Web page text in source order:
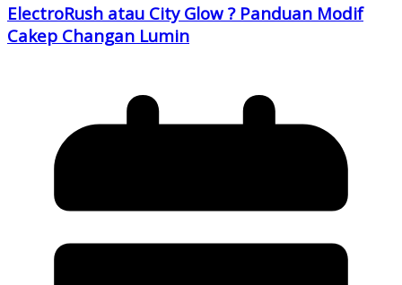
ElectroRush atau City Glow ? Panduan Modif
Cakep Changan Lumin